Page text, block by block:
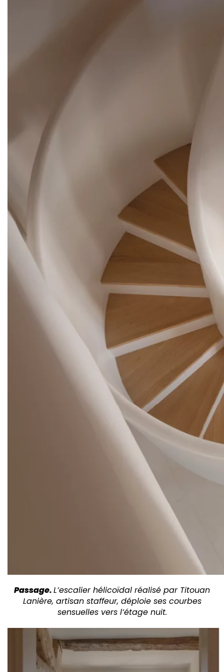
Passage.L’escalier hélicoïdal réalisé par Titouan
Lanière, artisan staffeur, déploie ses courbes
sensuelles vers l’étage nuit.